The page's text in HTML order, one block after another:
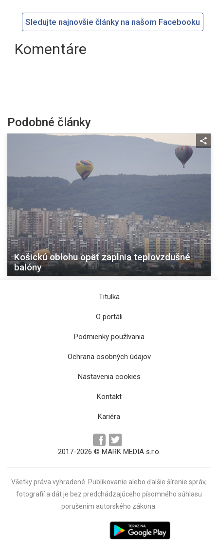
Sledujte najnovšie články na našom Facebooku
Komentáre
Podobné články
Košickú oblohu opäť zaplnia teplovzdušné
balóny
Titulka
O portáli
Podmienky používania
Ochrana osobných údajov
Nastavenia cookies
Kontakt
Kariéra
2017-2026 © MARK MEDIA s.r.o.
Všetky práva vyhradené. Publikovanie alebo ďalšie šírenie správ,
fotografií a dát je bez predchádzajúceho písomného súhlasu
porušením autorského zákona.